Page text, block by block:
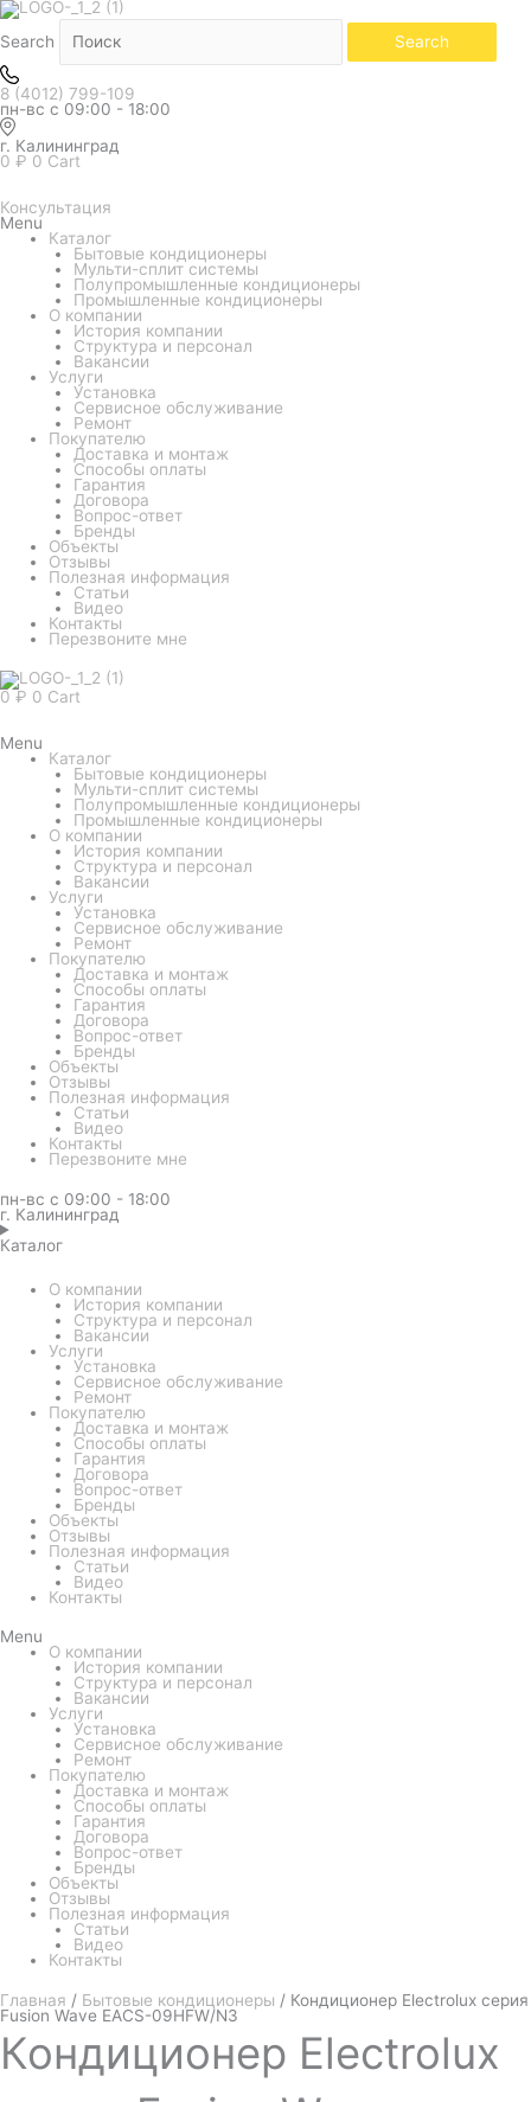
Search Search
8 (4012) 799-109
пн-вс с 09:00 - 18:00
г. Калининград
0 ₽ 0 Cart
Консультация
Menu
Каталог
Бытовые кондиционеры
Мульти-сплит системы
Полупромышленные кондиционеры
Промышленные кондиционеры
О компании
История компании
Структура и персонал
Вакансии
Услуги
Установка
Сервисное обслуживание
Ремонт
Покупателю
Доставка и монтаж
Способы оплаты
Гарантия
Договора
Вопрос-ответ
Бренды
Объекты
Отзывы
Полезная информация
Статьи
Видео
Контакты
Перезвоните мне
0 ₽ 0 Cart
Menu
Каталог
Бытовые кондиционеры
Мульти-сплит системы
Полупромышленные кондиционеры
Промышленные кондиционеры
О компании
История компании
Структура и персонал
Вакансии
Услуги
Установка
Сервисное обслуживание
Ремонт
Покупателю
Доставка и монтаж
Способы оплаты
Гарантия
Договора
Вопрос-ответ
Бренды
Объекты
Отзывы
Полезная информация
Статьи
Видео
Контакты
Перезвоните мне
пн-вс с 09:00 - 18:00
г. Калининград
Каталог
О компании
История компании
Структура и персонал
Вакансии
Услуги
Установка
Сервисное обслуживание
Ремонт
Покупателю
Доставка и монтаж
Способы оплаты
Гарантия
Договора
Вопрос-ответ
Бренды
Объекты
Отзывы
Полезная информация
Статьи
Видео
Контакты
Menu
О компании
История компании
Структура и персонал
Вакансии
Услуги
Установка
Сервисное обслуживание
Ремонт
Покупателю
Доставка и монтаж
Способы оплаты
Гарантия
Договора
Вопрос-ответ
Бренды
Объекты
Отзывы
Полезная информация
Статьи
Видео
Контакты
Главная / Бытовые кондиционеры / Кондиционер Electrolux серия
Fusion Wave EACS-09HFW/N3
Кондиционер Electrolux
Белый
Количество
товара
Кондиционер
Electrolux
серия
Fusion
Wave
EACS-
09HFW/N3